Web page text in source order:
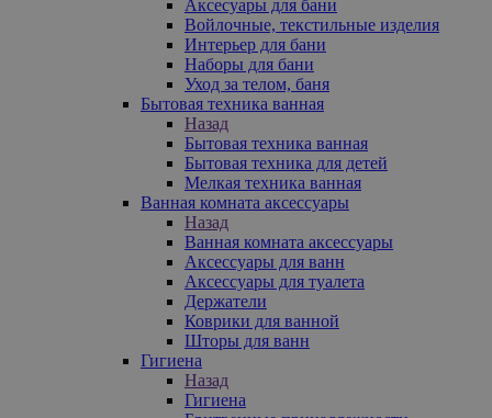
Аксесуары для бани
Войлочные, текстильные изделия
Интерьер для бани
Наборы для бани
Уход за телом, баня
Бытовая техника ванная
Назад
Бытовая техника ванная
Бытовая техника для детей
Мелкая техника ванная
Ванная комната аксессуары
Назад
Ванная комната аксессуары
Аксессуары для ванн
Аксессуары для туалета
Держатели
Коврики для ванной
Шторы для ванн
Гигиена
Назад
Гигиена